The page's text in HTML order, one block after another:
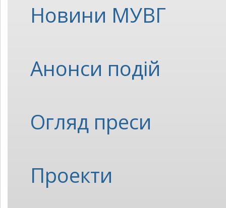
Новини МУВГ
Анонси подій
Огляд преси
Проекти